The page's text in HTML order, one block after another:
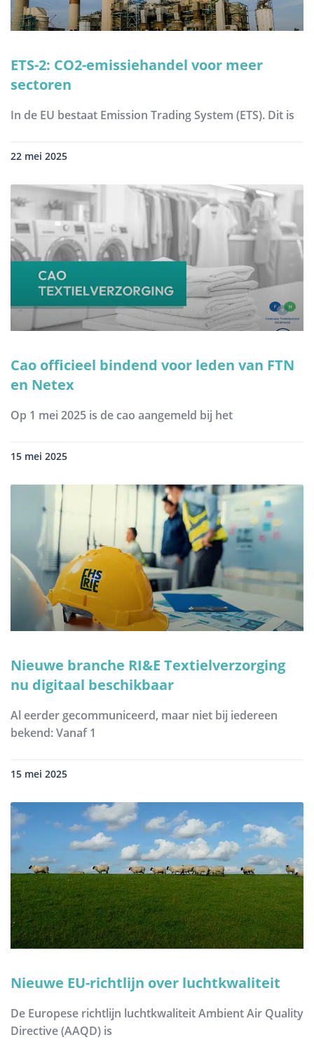
ETS-2: CO2-emissiehandel voor meer
sectoren
In de EU bestaat Emission Trading System (ETS). Dit is
22 mei 2025
Cao officieel bindend voor leden van FTN
en Netex
Op 1 mei 2025 is de cao aangemeld bij het
15 mei 2025
Nieuwe branche RI&E Textielverzorging
nu digitaal beschikbaar
Al eerder gecommuniceerd, maar niet bij iedereen
bekend: Vanaf 1
15 mei 2025
Nieuwe EU-richtlijn over luchtkwaliteit
De Europese richtlijn luchtkwaliteit Ambient Air Quality
Directive (AAQD) is